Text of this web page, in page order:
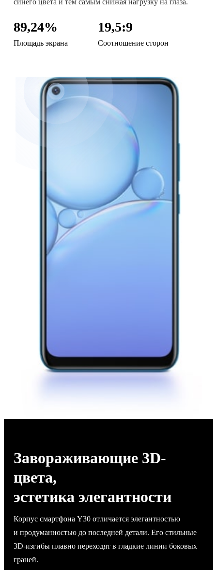
синего цвета и тем самым снижая нагрузку на глаза.
89,24%
Площадь экрана
19,5:9
Соотношение сторон
Завораживающие 3D-
цвета,
эстетика элегантности
Корпус смартфона Y30 отличается элегантностью
и продуманностью до последней детали. Его стильные
3D-изгибы плавно переходят в гладкие линии боковых
граней.